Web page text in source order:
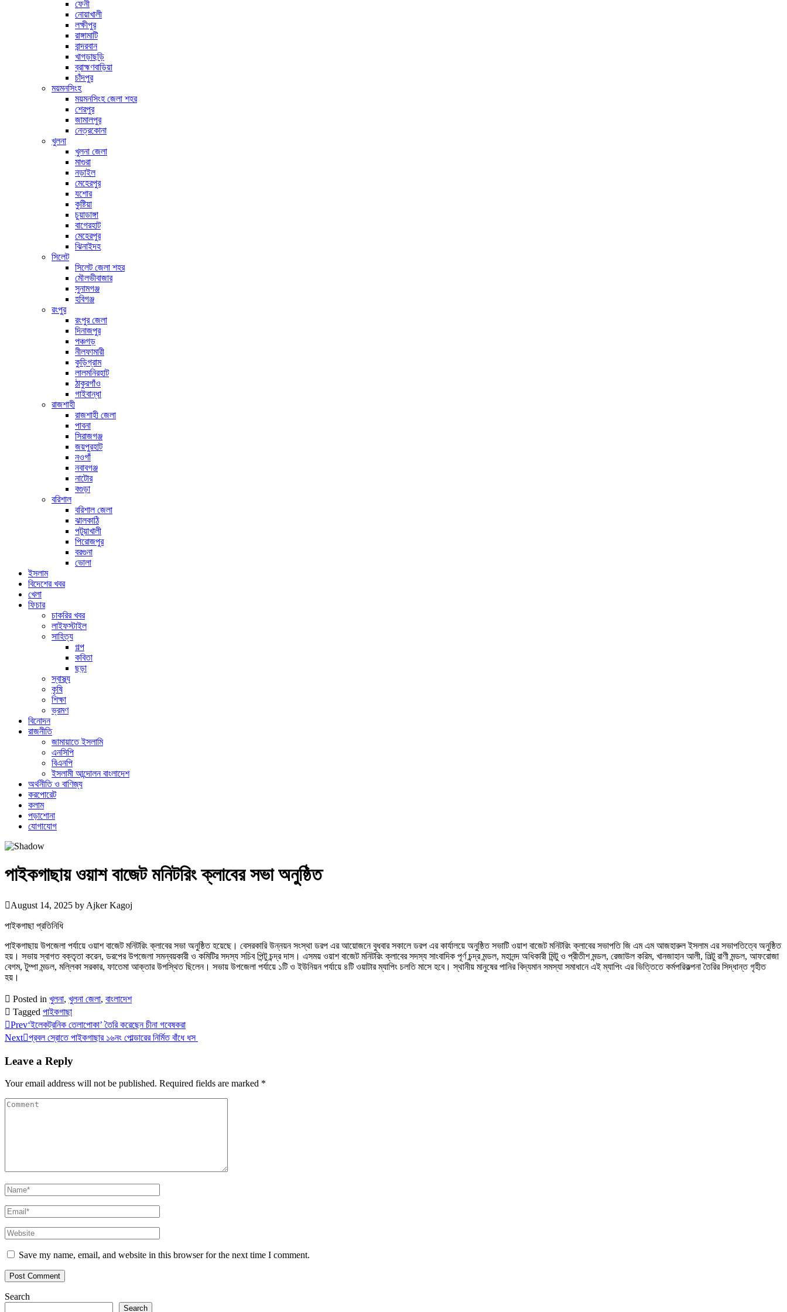
ফেনী
নোয়াখালী
লক্ষীপুর
রাঙ্গামাটি
বান্দরবান
খাগড়াছড়ি
ব্রাহ্মণবাড়িয়া
চাঁদপুর
ময়মনসিংহ
ময়মনসিংহ জেলা শহর
শেরপুর
জামালপুর
নেত্রকোনা
খুলনা
খুলনা জেলা
মাগুরা
নড়াইল
মেহেরপুর
যশোর
কুষ্টিয়া
চুয়াডাঙ্গা
বাগেরহাট
মেহেরপুর
ঝিনাইদহ
সিলেট
সিলেট জেলা শহর
মৌলভীবাজার
সুনামগঞ্জ
হবিগঞ্জ
রংপুর
রংপুর জেলা
দিনাজপুর
পঞ্চগড়
নীলফামারী
কুড়িগ্রাম
লালমনিরহাট
ঠাকুরগাঁও
গাইবান্ধা
রাজশাহী
রাজশাহী জেলা
পাবনা
সিরাজগঞ্জ
জয়পুরহাট
নওগাঁ
নবাবগঞ্জ
নাটোর
বগুড়া
বরিশাল
বরিশাল জেলা
ঝালকাঠি
পটুয়াখালী
পিরোজপুর
বরগুনা
ভোলা
ইসলাম
বিদেশের খবর
খেলা
ফিচার
চাকরির খবর
লাইফস্টাইল
সাহিত্য
গল্প
কবিতা
ছড়া
স্বাস্থ্য
কৃষি
শিক্ষা
ভ্রমণ
বিনোদন
রাজনীতি
জামায়াতে ইসলামি
এনসিপি
বিএনপি
ইসলামী আন্দোলন বাংলাদেশ
অর্থনীতি ও বাণিজ্য
করপোরেট
কলাম
পড়াশোনা
যোগাযোগ
পাইকগাছায় ওয়াশ বাজেট মনিটরিং ক্লাবের সভা অনুষ্ঠিত
August 14, 2025 by Ajker Kagoj
পাইকগাছা প্রতিনিধি
পাইকগাছায় উপজেলা পর্যায়ে ওয়াশ বাজেট মনিটরিং ক্লাবের সভা অনুষ্ঠিত হয়েছে। বেসরকারি উন্নয়ন সংস্থা ডরপ এর আয়োজনে বুধবার সকালে ডরপ এর কার্যালয়ে অনুষ্ঠিত সভাটি ওয়াশ বাজেট মনিটরিং ক্লাবের সভাপতি জি এম এম আজহারুল ইসলাম এর সভাপতিত্বে অনুষ্ঠিত
হয়। সভায় স্বাগত বক্তৃতা করেন, ডরপের উপজেলা সমন্বয়কারী ও কমিটির সদস্য সচিব পিন্টু চন্দ্র দাস। এসময় ওয়াশ বাজেট মনিটরিং ক্লাবের সদস্য সাংবাদিক পূর্ণ চন্দ্র মন্ডল, মহানন্দ অধিকারী মিন্টু ও প্রীতীশ মন্ডল, রেজাউল করিম, খানজাহান আলী, লিল্টু রাণী মন্ডল, আফরোজা
বেগম, টুম্পা মন্ডল, মল্লিকা সরকার, ফাতেমা আক্তার উপস্থিত ছিলেন। সভায় উপজেলা পর্যায়ে ১টি ও ইউনিয়ন পর্যায়ে ৪টি ওয়াটার ম্যাপিং চলতি মাসে হবে। স্থানীয় মানুষের পানির বিদ্যমান সমস্যা সমাধানে এই ম্যাপিং এর ভিত্তিতে কর্মপরিকল্পনা তৈরির সিদ্ধান্ত গৃহীত
হয়।
Posted in খুলনা, খুলনা জেলা, বাংলাদেশ
Tagged পাইকগাছা
Prev‘ইলেকট্রনিক তেলাপোকা’ তৈরি করেছেন চীনা গবেষকরা
Next প্রবল স্রোতে পাইকগাছার ১৬নং পোল্ডারের নির্মিত বাঁধে ধস
Leave a Reply
Your email address will not be published. Required fields are marked *
Save my name, email, and website in this browser for the next time I comment.
Search
Search